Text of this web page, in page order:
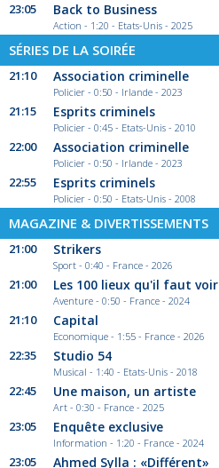
23:05 Back to Business
Action - 1:20 - Etats-Unis - 2025
SÉRIES DE LA SOIRÉE
21:10 Association criminelle
Policier - 0:50 - Irlande - 2023
21:15 Esprits criminels
Policier - 0:45 - Etats-Unis - 2010
22:00 Association criminelle
Policier - 0:50 - Irlande - 2023
22:55 Esprits criminels
Policier - 0:50 - Etats-Unis - 2008
MAGAZINE & DIVERTISSEMENTS
21:00 Strikers
Sport - 0:40 - France - 2026
21:00 Les 100 lieux qu'il faut voir
Aventure - 0:50 - France - 2024
21:10 Capital
Economique - 1:55 - France - 2026
22:35 Studio 54
Musical - 1:40 - Etats-Unis - 2018
22:45 Une maison, un artiste
Art - 0:30 - France - 2025
23:05 Enquête exclusive
Information - 1:20 - France - 2024
23:05 Ahmed Sylla : «Différent»